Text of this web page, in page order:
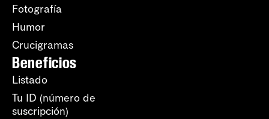
Fotografía
Humor
Crucigramas
Beneficios
Listado
Tu ID (número de
suscripción)